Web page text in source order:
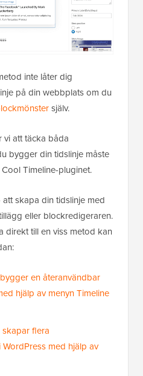
inte låter dig
på din webbplats om du
själv.
vi att täcka båda
bygger din tidslinje måste
Timeline-pluginet.
skapa din tidslinje med
eller blockredigeraren.
direkt till en viss metod kan
en återanvändbar
hjälp av menyn Timeline
flera
med hjälp av